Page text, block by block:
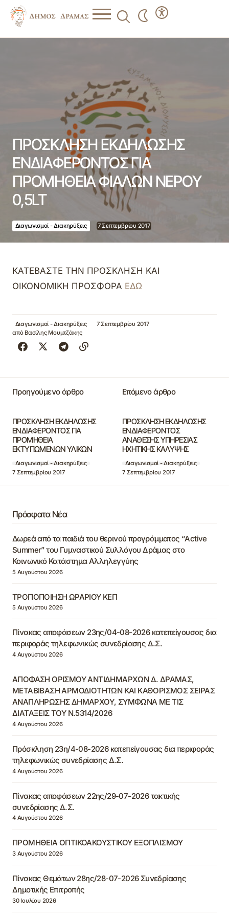
ΠΡΟΣΚΛΗΣΗ ΕΚΔΗΛΩΣΗΣ
ΕΝΔΙΑΦΕΡΟΝΤΟΣ ΓΙΑ
ΠΡΟΜΗΘΕΙΑ ΦΙΑΛΩΝ ΝΕΡΟΥ
0,5LT
Διαγωνισμοί - Διακηρύξεις 7 Σεπτεμβρίου 2017
ΚΑΤΕΒΑΣΤΕ ΤΗΝ ΠΡΟΣΚΛΗΣΗ ΚΑΙ
ΟΙΚΟΝΟΜΙΚΗ ΠΡΟΣΦΟΡΑ ΕΔΩ
Διαγωνισμοί - Διακηρύξεις
7 Σεπτεμβρίου 2017
από Βασίλης Μουμτζάκης
Προηγούμενο άρθρο
ΠΡΟΣΚΛΗΣΗ ΕΚΔΗΛΩΣΗΣ
ΕΝΔΙΑΦΕΡΟΝΤΟΣ ΓΙΑ
ΠΡΟΜΗΘΕΙΑ
ΕΚΤΥΠΩΜΕΝΩΝ ΥΛΙΚΩΝ
Διαγωνισμοί - Διακηρύξεις
7 Σεπτεμβρίου 2017
Επόμενο άρθρο
ΠΡΟΣΚΛΗΣΗ ΕΚΔΗΛΩΣΗΣ
ΕΝΔΙΑΦΕΡΟΝΤΟΣ
ΑΝΑΘΕΣΗΣ ΥΠΗΡΕΣΙΑΣ
ΗΧΗΤΙΚΗΣ ΚΑΛΥΨΗΣ
Διαγωνισμοί - Διακηρύξεις
7 Σεπτεμβρίου 2017
Πρόσφατα Νέα
Δωρεά από τα παιδιά του θερινού προγράμματος “Active
Summer” του Γυμναστικού Συλλόγου Δράμας στο
Κοινωνικό Κατάστημα Αλληλεγγύης
5 Αυγούστου 2026
ΤΡΟΠΟΠΟΙΗΣΗ ΩΡΑΡΙΟΥ ΚΕΠ
5 Αυγούστου 2026
Πίνακας αποφάσεων 23ης/04-08-2026 κατεπείγουσας δια
περιφοράς τηλεφωνικώς συνεδρίασης Δ.Σ.
4 Αυγούστου 2026
ΑΠΟΦΑΣΗ ΟΡΙΣΜΟΥ ΑΝΤΙΔΗΜΑΡΧΩΝ Δ. ΔΡΑΜΑΣ,
ΜΕΤΑΒΙΒΑΣΗ ΑΡΜΟΔΙΟΤΗΤΩΝ ΚΑΙ ΚΑΘΟΡΙΣΜΟΣ ΣΕΙΡΑΣ
ΑΝΑΠΛΗΡΩΣΗΣ ΔΗΜΑΡΧΟΥ, ΣΥΜΦΩΝΑ ΜΕ ΤΙΣ
ΔΙΑΤΑΞΕΙΣ ΤΟΥ Ν.5314/2026
4 Αυγούστου 2026
Πρόσκληση 23η/4-08-2026 κατεπείγουσας δια περιφοράς
τηλεφωνικώς συνεδρίασης Δ.Σ.
4 Αυγούστου 2026
Πίνακας αποφάσεων 22ης/29-07-2026 τακτικής
συνεδρίασης Δ.Σ.
4 Αυγούστου 2026
ΠΡΟΜΗΘΕΙΑ ΟΠΤΙΚΟΑΚΟΥΣΤΙΚΟΥ ΕΞΟΠΛΙΣΜΟΥ
3 Αυγούστου 2026
Πίνακας Θεμάτων 28ης/28-07-2026 Συνεδρίασης
Δημοτικής Επιτροπής
30 Ιουλίου 2026